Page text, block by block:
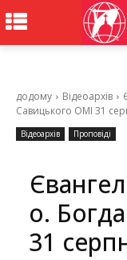
додому Відеоархів
Савицького ОМІ 31
Відеоархів Проповіді
о.
31